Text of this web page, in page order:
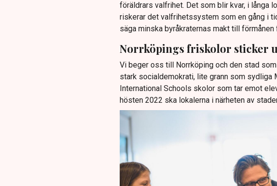
föräldrars valfrihet. Det som blir kvar, i långa
riskerar det valfrihetssystem som en gång i
säga minska byråkraternas makt till
Norrköpings friskolor sticker
Vi beger oss till Norrköping och den stad
stark socialdemokrati, lite grann som sydliga
International Schools skolor som tar emot
hösten 2022 ska lokalerna i närheten av